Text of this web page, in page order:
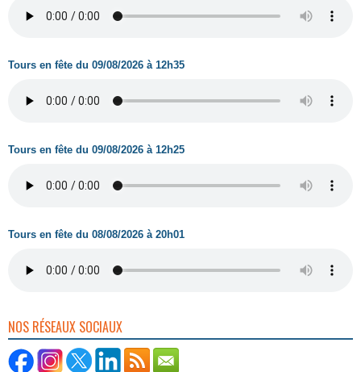
Tours en fête du 09/08/2026 à 12h35
Tours en fête du 09/08/2026 à 12h25
Tours en fête du 08/08/2026 à 20h01
NOS RÉSEAUX SOCIAUX